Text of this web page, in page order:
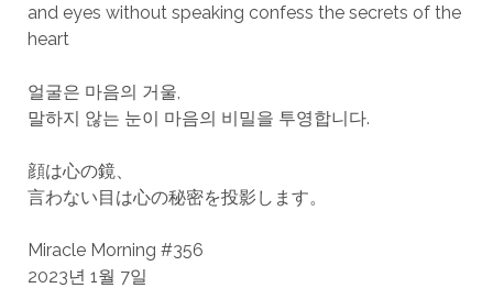
and eyes without speaking confess the secrets of the
heart
얼굴은 마음의 거울,
말하지 않는 눈이 마음의 비밀을 투영합니다.
顔は心の鏡、
言わない目は心の秘密を投影します。
Miracle Morning #356
2023년 1월 7일